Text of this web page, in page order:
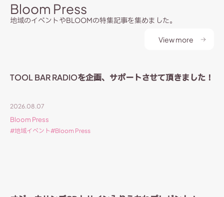
Bloom Press
地域のイベントやBLOOMの特集記事を集めました。
View more
TOOL BAR RADIOを企画、サポートさせて頂きました！
2026.08.07
Bloom Press
地域イベント Bloom Press